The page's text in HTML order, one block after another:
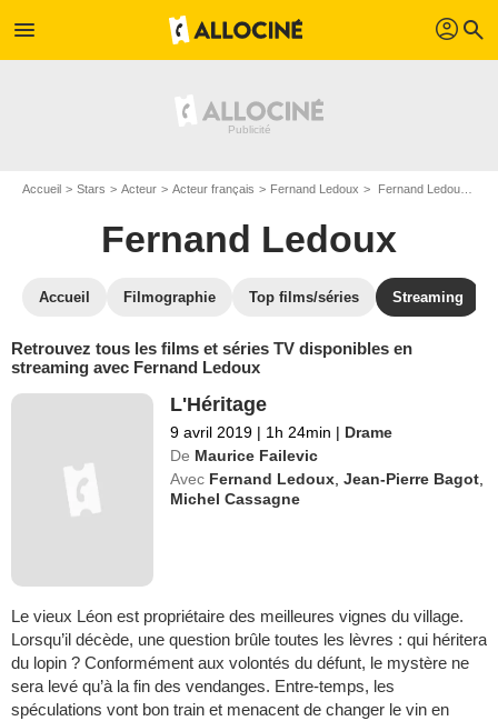
menu profil search
Accueil Stars Acteur Acteur français Fernand Ledoux Fernand Ledoux : Films et séries online
Fernand Ledoux
Accueil Filmographie Top films/séries Streaming
Retrouvez tous les films et séries TV disponibles en
streaming avec Fernand Ledoux
L'Héritage
9 avril 2019 | 1h 24min | Drame
De Maurice Failevic
Avec Fernand Ledoux ,Jean-Pierre Bagot
Michel Cassagne
Le vieux Léon est propriétaire des meilleures vignes du village.
Lorsqu’il décède, une question brûle toutes les lèvres : qui héritera
du lopin ? Conformément aux volontés du défunt, le mystère ne
sera levé qu’à la fin des vendanges. Entre-temps, les
spéculations vont bon train et menacent de changer le vin en